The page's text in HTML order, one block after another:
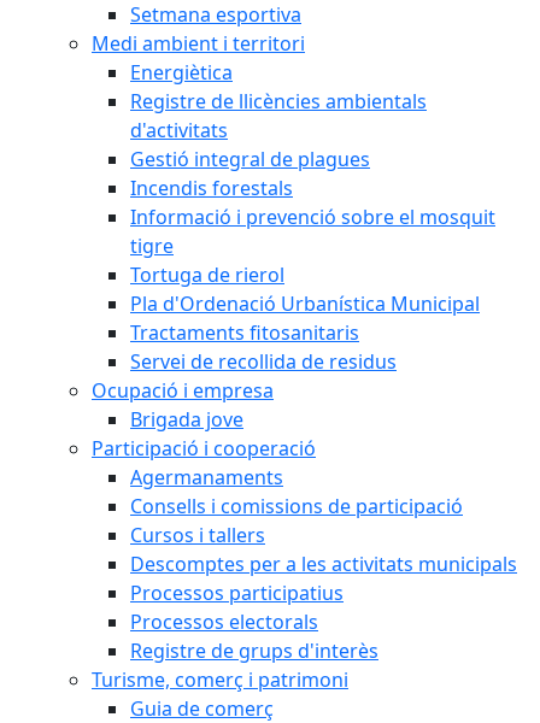
Setmana esportiva
Medi ambient i territori
Energiètica
Registre de llicències ambientals
d'activitats
Gestió integral de plagues
Incendis forestals
Informació i prevenció sobre el mosquit
tigre
Tortuga de rierol
Pla d'Ordenació Urbanística Municipal
Tractaments fitosanitaris
Servei de recollida de residus
Ocupació i empresa
Brigada jove
Participació i cooperació
Agermanaments
Consells i comissions de participació
Cursos i tallers
Descomptes per a les activitats municipals
Processos participatius
Processos electorals
Registre de grups d'interès
Turisme, comerç i patrimoni
Guia de comerç